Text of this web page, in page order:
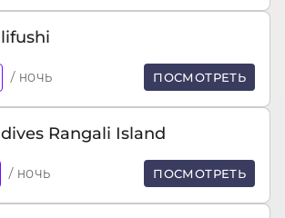
/ ночь ПОСМОТРЕТЬ
Rangali Island
/ ночь ПОСМОТРЕТЬ